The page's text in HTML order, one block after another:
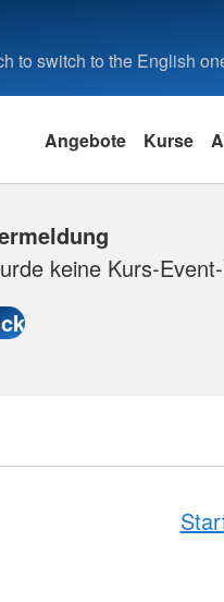
to switch to the English
Angebote Kurse
keine Kurs-